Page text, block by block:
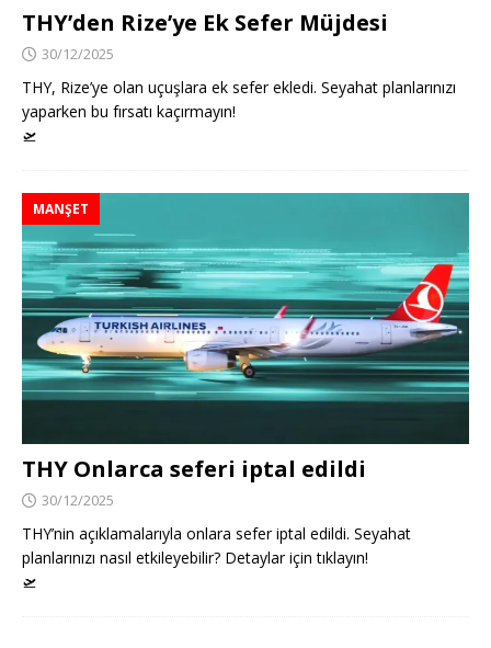
THY’den Rize’ye Ek Sefer Müjdesi
30/12/2025
THY, Rize’ye olan uçuşlara ek sefer ekledi. Seyahat planlarınızı
yaparken bu fırsatı kaçırmayın!
🛫
MANŞET
THY Onlarca seferi iptal edildi
30/12/2025
THY’nin açıklamalarıyla onlara sefer iptal edildi. Seyahat
planlarınızı nasıl etkileyebilir? Detaylar için tıklayın!
🛫